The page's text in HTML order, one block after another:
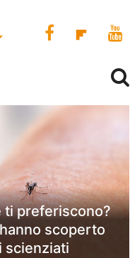
ti preferiscono?
scoperto
scienziati